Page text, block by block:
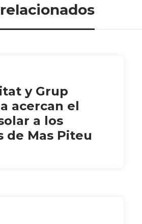
y Grup
acercan el
a los
de Mas Piteu